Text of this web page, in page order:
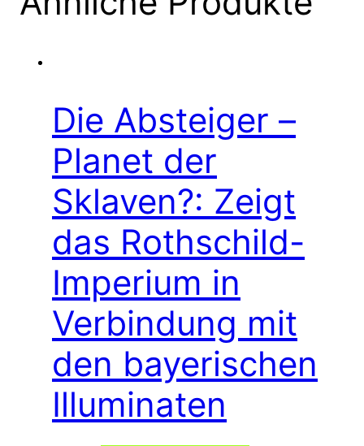
Die Absteiger –
Planet der
Sklaven?: Zeigt
das Rothschild-
Imperium in
Verbindung mit
den bayerischen
Illuminaten